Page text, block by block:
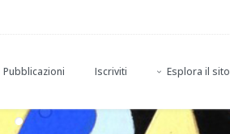
Pubblicazioni Iscriviti Esplora il sito